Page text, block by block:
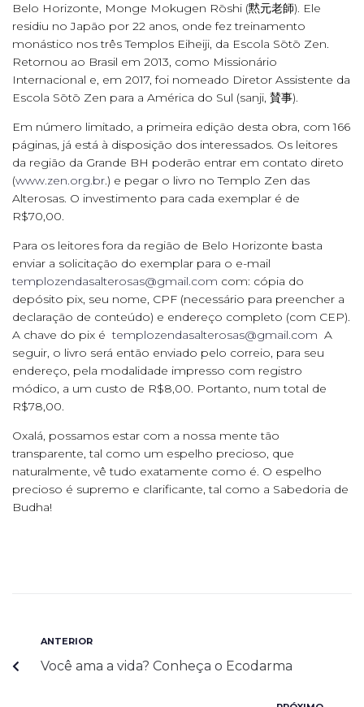
Belo Horizonte, Monge Mokugen Rōshi (黙元老師). Ele
residiu no Japão por 22 anos, onde fez treinamento
monástico nos três Templos Eiheiji, da Escola Sōtō Zen.
Retornou ao Brasil em 2013, como Missionário
Internacional e, em 2017, foi nomeado Diretor Assistente da
Escola Sōtō Zen para a América do Sul (sanji, 賛事).
Em número limitado, a primeira edição desta obra, com 166
páginas, já está à disposição dos interessados. Os leitores
da região da Grande BH poderão entrar em contato direto
(www.zen.org.br.) e pegar o livro no Templo Zen das
Alterosas. O investimento para cada exemplar é de
R$70,00.
Para os leitores fora da região de Belo Horizonte basta
enviar a solicitação do exemplar para o e-mail
templozendasalterosas@gmail.com com: cópia do
depósito pix, seu nome, CPF (necessário para preencher a
declaração de conteúdo) e endereço completo (com CEP).
A chave do pix étemplozendasalterosas@gmail.com A
seguir, o livro será então enviado pelo correio, para seu
endereço, pela modalidade impresso com registro
módico, a um custo de R$8,00. Portanto, num total de
R$78,00.
Oxalá, possamos estar com a nossa mente tão
transparente, tal como um espelho precioso, que
naturalmente, vê tudo exatamente como é. O espelho
precioso é supremo e clarificante, tal como a Sabedoria de
Budha!
ANTERIOR
Você ama a vida? Conheça o Ecodarma